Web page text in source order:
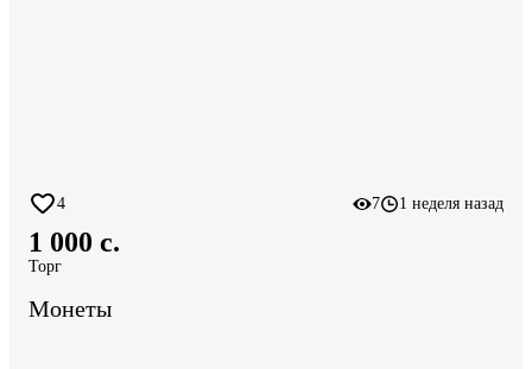
4 7 1 неделя назад
1 000 c.
Торг
Монеты